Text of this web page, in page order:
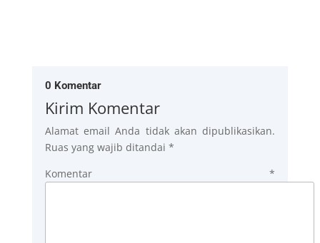
0 Komentar
Kirim Komentar
Alamat email Anda tidak akan dipublikasikan.
Ruas yang wajib ditandai *
Komentar*